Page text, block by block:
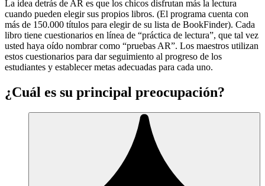
La idea detrás de AR es que los chicos disfrutan más la lectura
cuando pueden elegir sus propios libros. (El programa cuenta con
más de 150.000 títulos para elegir de su lista de BookFinder). Cada
libro tiene cuestionarios en línea de “práctica de lectura”, que tal vez
usted haya oído nombrar como “pruebas AR”. Los maestros utilizan
estos cuestionarios para dar seguimiento al progreso de los
estudiantes y establecer metas adecuadas para cada uno.
¿Cuál es su principal preocupación?